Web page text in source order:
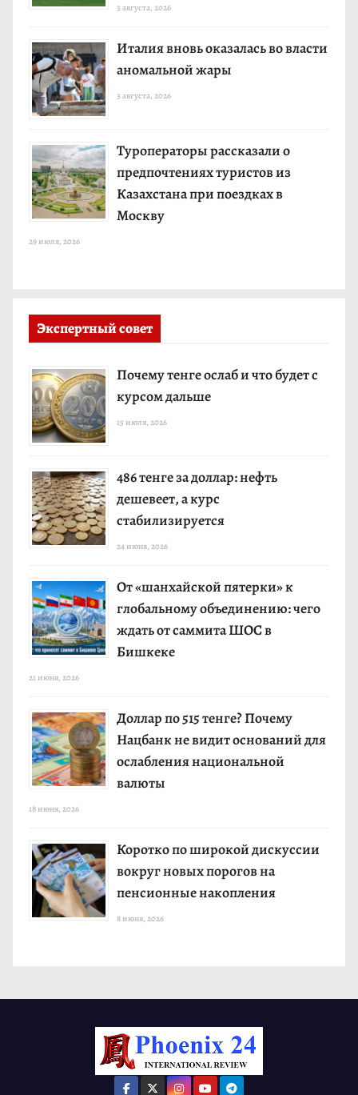
3 августа, 2026
Италия вновь оказалась во власти
аномальной жары
3 августа, 2026
Туроператоры рассказали о
предпочтениях туристов из
Казахстана при поездках в
Москву
29 июля, 2026
Экспертный совет
Почему тенге ослаб и что будет с
курсом дальше
15 июля, 2026
486 тенге за доллар: нефть
дешевеет, а курс
стабилизируется
24 июня, 2026
От «шанхайской пятерки» к
глобальному объединению: чего
ждать от саммита ШОС в
Бишкеке
21 июня, 2026
Доллар по 515 тенге? Почему
Нацбанк не видит оснований для
ослабления национальной
валюты
18 июня, 2026
Коротко по широкой дискуссии
вокруг новых порогов на
пенсионные накопления
8 июня, 2026